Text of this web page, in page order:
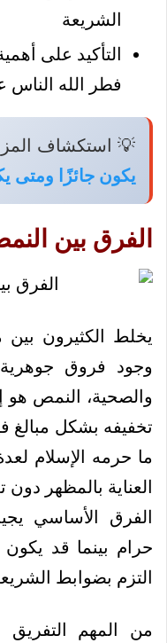
الشريعة
التأكيد على
فطر الله الناس
💡 استكشاف
يكون جائزًا ومتى
الفرق بين
يخلط الكثيرون
وجود فروق جوهرية
والصحية، النمص هو
تخفيفه بشكل مبالغ
ما حرمه الإسلام
العناية بالمظهر دون
الفرق الأساسي
حرام بينما قد يكون
التزم بضوابط
من المهم التفريق